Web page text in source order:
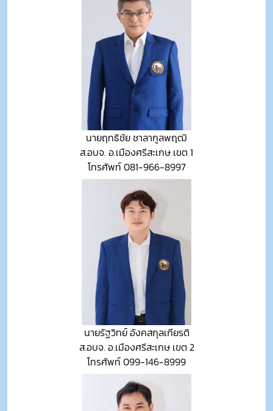
นายฤทธิชัย ชาลากูลพฤฒิ
ส.อบจ. อ.เมืองศรีสะเกษ เขต 1
โทรศัพท์ 081-966-8997
นายรัฐวิทย์ อังคสกุลเกียรติ
ส.อบจ. อ.เมืองศรีสะเกษ เขต 2
โทรศัพท์ 099-146-8999